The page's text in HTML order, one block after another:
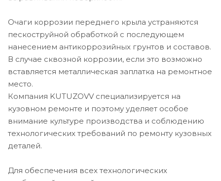
Очаги коррозии переднего крыла устраняются
пескоструйной обработкой с последующем
нанесением антикоррозийных грунтов и составов.
В случае сквозной коррозии, если это возможно
вставляется металлическая заплатка на ремонтное
место.
Компания KUTUZOVV специализируется на
кузовном ремонте и поэтому уделяет особое
внимание культуре производства и соблюдению
технологических требований по ремонту кузовных
деталей.
Для обеспечения всех технологических